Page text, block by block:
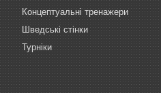
Концептуальні тренажери
Шведські стінки
Турніки